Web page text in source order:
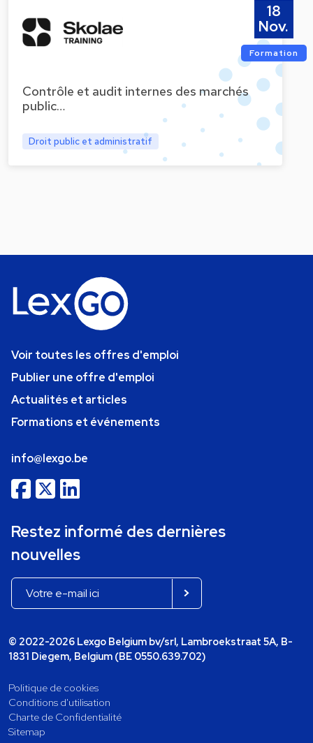
Contrôle et audit internes des marchés
public…
Droit public et administratif
18
Nov.
Formation
Voir toutes les offres d'emploi
Publier une offre d'emploi
Actualités et articles
Formations et événements
info@lexgo.be
Restez informé des dernières
nouvelles
© 2022-2026 Lexgo Belgium bv/srl, Lambroekstraat 5A, B-
1831 Diegem, Belgium (BE 0550.639.702)
Politique de cookies
Conditions d'utilisation
Charte de Confidentialité
Sitemap